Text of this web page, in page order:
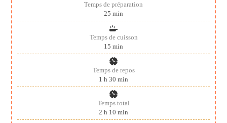
Temps de préparation
25 minutes
min
Temps de cuisson
15 minutes
min
Temps de repos
1 heure
h 30 minutes
min
Temps total
2 heures
h 10 minutes
min